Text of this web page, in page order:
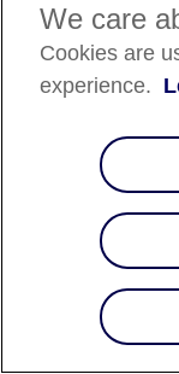
We care
Cookies are
experience.